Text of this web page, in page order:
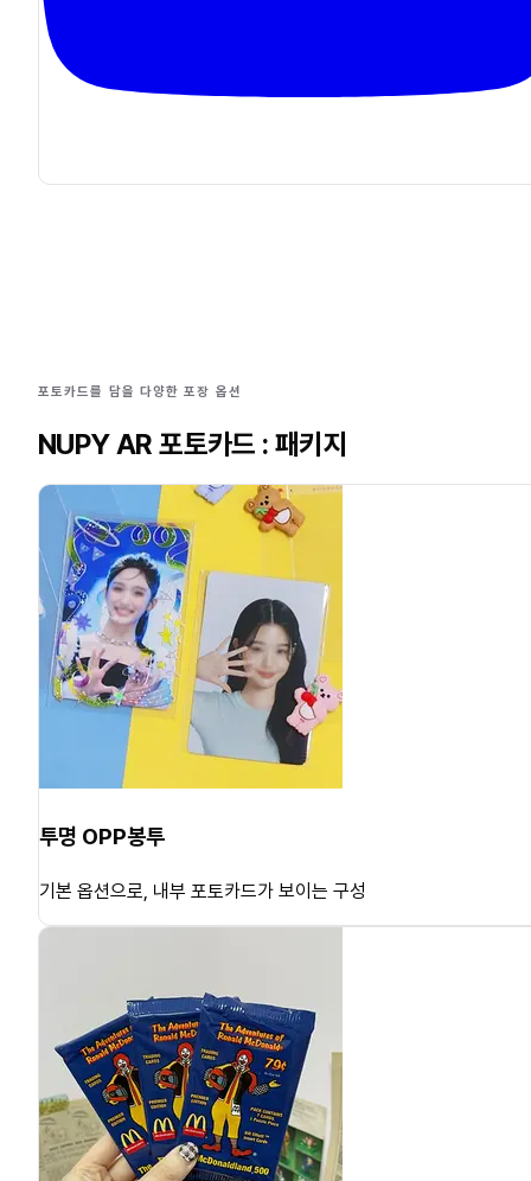
포토카드를 담을 다양한 포장 옵션
NUPY AR 포토카드 : 패키지
투명 OPP봉투
기본 옵션으로, 내부 포토카드가 보이는 구성